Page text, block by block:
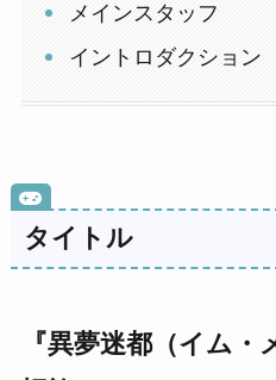
メインスタッフ
イントロダクション
タイトル
『異夢迷都（イム